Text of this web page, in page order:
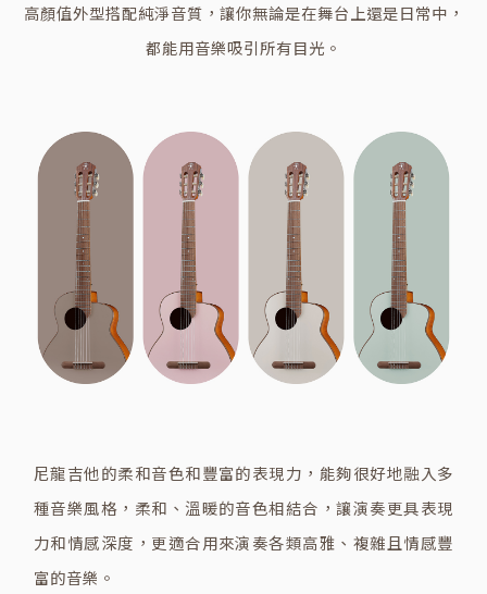
高顏值外型搭配純淨音質，讓你無論是在舞台上還是日常中，
都能用音樂吸引所有目光。
尼龍吉他的柔和音色和豐富的表現力，能夠很好地融入多
種音樂風格，柔和、溫暖的音色相結合，讓演奏更具表現
力和情感深度，更適合用來演奏各類高雅、複雜且情感豐
富的音樂。